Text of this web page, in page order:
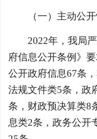
（一）主动公
2022年，我局
府信息公开条例》
公开政府信息67条
法规文件类5条，政
条，财政预决算类8
息类2条，政务公开